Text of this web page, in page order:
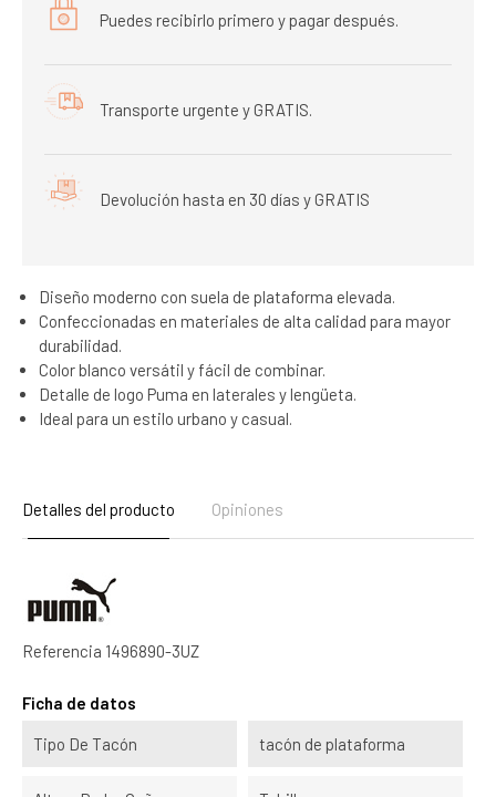
Puedes recibirlo primero y pagar después.
Transporte urgente y GRATIS.
Devolución hasta en 30 días y GRATIS
Diseño moderno con suela de plataforma elevada.
Confeccionadas en materiales de alta calidad para mayor
durabilidad.
Color blanco versátil y fácil de combinar.
Detalle de logo Puma en laterales y lengüeta.
Ideal para un estilo urbano y casual.
Detalles del producto Opiniones
Referencia 1496890-3UZ
Ficha de datos
Tipo De Tacón tacón de plataforma